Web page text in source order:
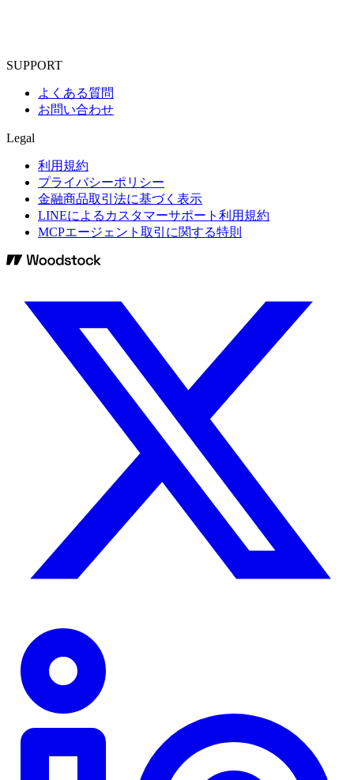
SUPPORT
よくある質問
お問い合わせ
Legal
利用規約
プライバシーポリシー
金融商品取引法に基づく表示
LINEによるカスタマーサポート利用規約
MCPエージェント取引に関する特則